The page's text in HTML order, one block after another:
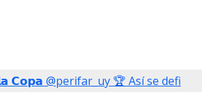
𝗖𝗼𝗽𝗮 @perifar_uy 🏆 Así se defi